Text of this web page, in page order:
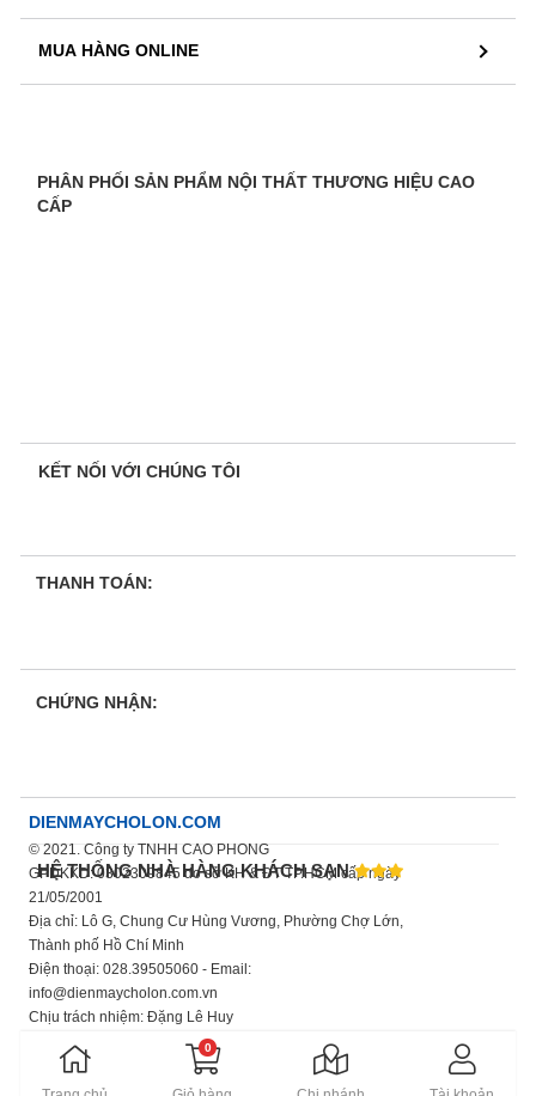
MUA HÀNG ONLINE
PHÂN PHỐI SẢN PHẨM NỘI THẤT THƯƠNG HIỆU CAO
CẤP
HỆ THỐNG NHÀ HÀNG KHÁCH SẠN
KẾT NỐI VỚI CHÚNG TÔI
THANH TOÁN:
CHỨNG NHẬN:
DIENMAYCHOLON.COM
© 2021. Công ty TNHH CAO PHONG
GPDKKD: 0302309845 do sở KH & ĐT TP.HCM cấp ngày
21/05/2001
Địa chỉ: Lô G, Chung Cư Hùng Vương, Phường Chợ Lớn,
Thành phố Hồ Chí Minh
Điện thoại: 028.39505060 - Email:
info@dienmaycholon.com.vn
Chịu trách nhiệm: Đặng Lê Huy
Xem thêm chính sách bảo mật thông tin
0